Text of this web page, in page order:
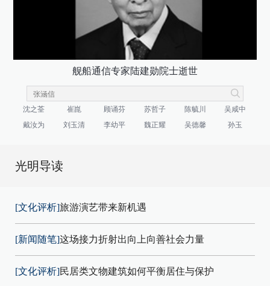
舰船通信专家陆建勋院士逝世
沈之荃 崔崑 顾诵芬 苏哲子 陈毓川
吴咸中
戴汝为
刘玉清 李幼平 魏正耀 吴德馨 孙玉
光明导读
[文化评析]旅游演艺带来新机遇
[新闻随笔]这场接力折射出向上向善社会力量
[文化评析]民居类文物建筑如何平衡居住与保护